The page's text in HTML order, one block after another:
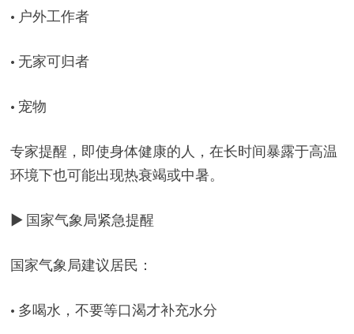
• 户外工作者
• 无家可归者
• 宠物
专家提醒，即使身体健康的人，在长时间暴露于高温
环境下也可能出现热衰竭或中暑。
▶ 国家气象局紧急提醒
国家气象局建议居民：
• 多喝水，不要等口渴才补充水分